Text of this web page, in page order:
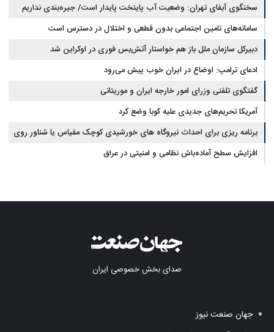
است
چقدر سرمایه نیاز دارد؟ + جدول مردادماه ۱۴۰۵
سخنگوی آبفای تهران: وضعیت آب پایتخت پایدار است/ جیره‌بندی نداریم
سامانه‌های تامین اجتماعی بدون قطعی و اختلال در دسترس است
دبیرکل سازمان ملل باز هم خواستار آتش‌بس فوری در اوکراین شد
ادعای ترامپ: اوضاع در ایران خوب پیش می‌رود
گفتگوی تلفنی وزرای امور خارجه ایران و موریتانی
آمریکا تحریم‌های جدیدی علیه کوبا وضع کرد
برنامه ریزی برای احداث نیروگاه های خورشیدی کوچک مقیاس یا شناور روی
آب در مازندران
افزایش سطح آماده‌باش نظامی و امنیتی در عراق
صدای بخش خصوصی ایران
جهان صنعت نیوز